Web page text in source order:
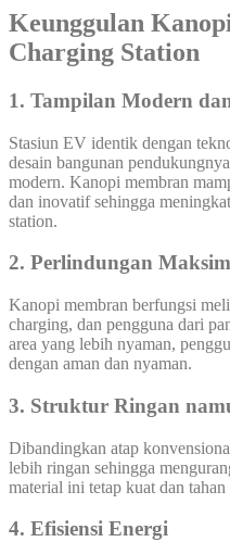
Keunggulan
Charging Station
1. Tampilan Modern
Stasiun EV identik dengan
desain bangunan
modern. Kanopi membran
dan inovatif sehingga
station.
2. Perlindungan
Kanopi membran berfungsi
charging, dan pengguna dari
area yang lebih nyaman,
dengan aman dan nyaman.
3. Struktur Ringan
Dibandingkan atap
lebih ringan sehingga
material ini tetap kuat dan tahan
4. Efisiensi Energi